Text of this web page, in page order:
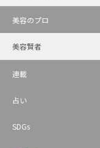
美容のプロ
美容賢者
連載
占い
SDGs